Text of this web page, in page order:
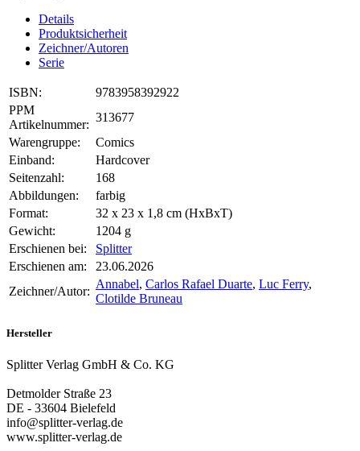
Details
Produktsicherheit
Zeichner/Autoren
Serie
ISBN:
9783958392922
PPM
Artikelnummer:
313677
Warengruppe:
Comics
Einband:
Hardcover
Seitenzahl:
168
Abbildungen:
farbig
Format:
32 x 23 x 1,8 cm (HxBxT)
Gewicht:
1204 g
Erschienen bei:
Splitter
Erschienen am:
23.06.2026
Zeichner/Autor:
Annabel, Carlos Rafael Duarte, Luc Ferry,
Clotilde Bruneau
Hersteller
Splitter Verlag GmbH & Co. KG
Detmolder Straße 23
DE - 33604 Bielefeld
info@splitter-verlag.de
www.splitter-verlag.de